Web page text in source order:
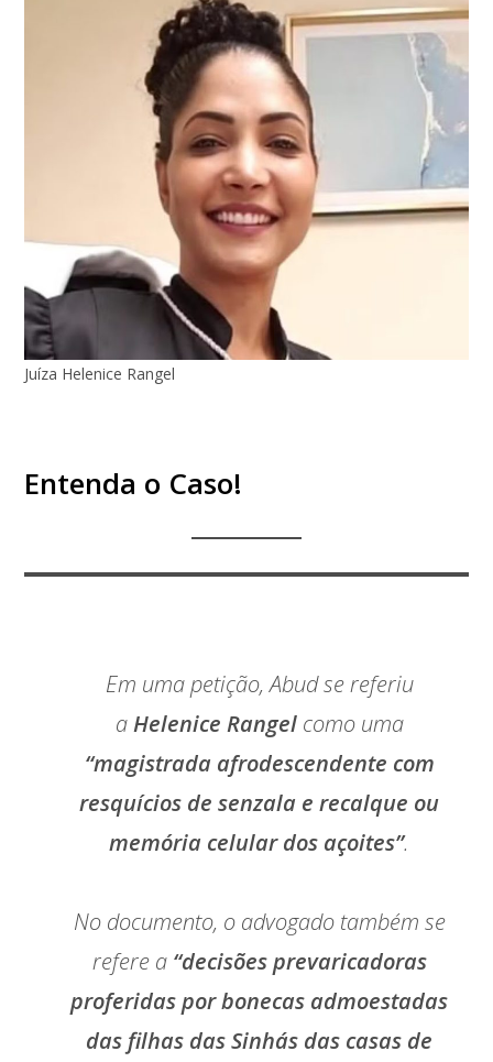
Juíza Helenice Rangel
Entenda o Caso!
Em uma petição, Abud se referiu
aHelenice Rangelcomo uma
“magistrada afrodescendente com
resquícios de senzala e recalque ou
memória celular dos açoites”.
No documento, o advogado também se
refere a “decisões prevaricadoras
proferidas por bonecas admoestadas
das filhas das Sinhás das casas de